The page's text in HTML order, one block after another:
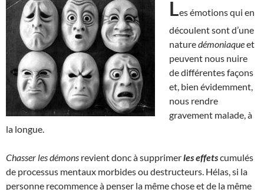
Les émotions qui en
découlent sont d’une
naturedémoniaqueet
peuvent nous nuire
de différentes façons
et, bien évidemment,
nous rendre
gravement malade, à
la longue.
Chasser les démons revient donc à supprimerles effetscumulés
de processus mentaux morbides ou destructeurs. Hélas, si la
personne recommence à penser la même chose et de la même